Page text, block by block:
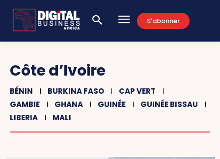
S'abonner
Côte d’Ivoire
BÉNIN BURKINA FASO
CAP VERT
GAMBIE
GHANA GUINÉE
GUINÉE BISSAU
LIBERIA
MALI